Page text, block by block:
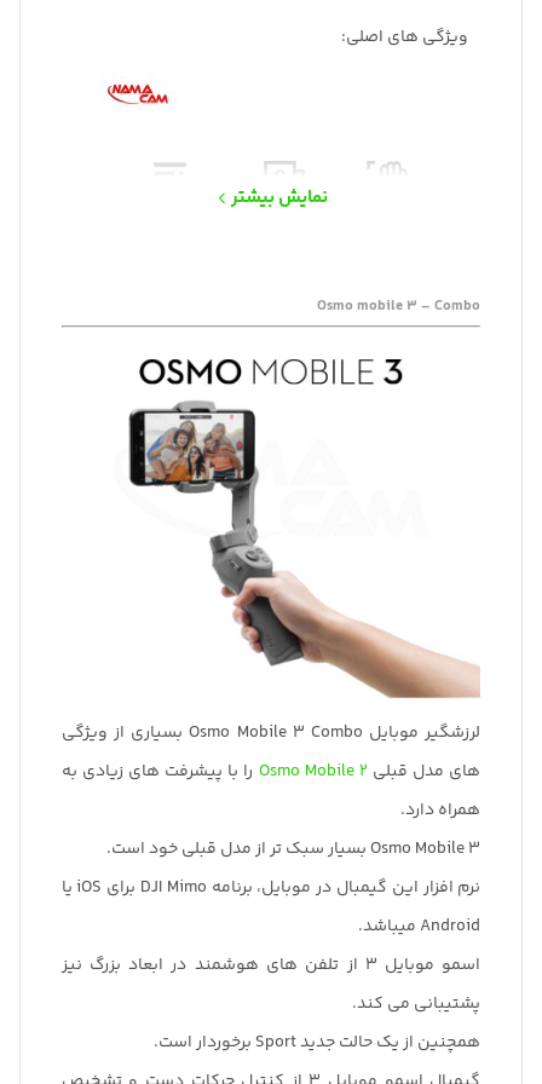
ویژگی های اصلی:
پشتیبانی از تلفن های هوشمند تا 3.5 اینچ
رول
پشتیبانی بلوتوث 5.0
سرعت قابل کنترل: حداکثر 120 درجه در ثانیه
باتری داخلی: تا 15 ساعت زمان اجرا / ظرفیت 17.64Wh ،
2450mAh
قابلیت نصب بر روی سه پایه و مونوپاد
نمایش بیشتر
Osmo mobile 3 – Combo
لرزشگیر موبایل Osmo Mobile 3 Combo بسیاری از ویژگی
های مدل قبلی Osmo Mobile 2 را با پیشرفت های زیادی به
همراه دارد.
Osmo Mobile 3 بسیار سبک تر از مدل قبلی خود است.
نرم افزار این گیمبال در موبایل، برنامه DJI Mimo برای iOS یا
Android میباشد.
اسمو موبایل 3 از تلفن های هوشمند در ابعاد بزرگ نیز
پشتیبانی می کند.
همچنین از یک حالت جدید Sport برخوردار است.